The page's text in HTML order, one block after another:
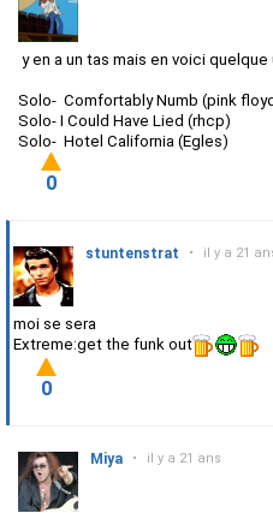
y en a un tas mais en voici quelque
Solo- Comfortably Numb (pink
Solo- I Could Have Lied (rhcp)
Solo- Hotel California (Egles)
0
stuntenstrat • il y a 21
moi se sera
Extreme:get the funk out
0
Miya • il y a 21 ans